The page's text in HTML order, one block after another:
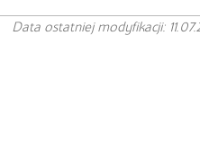
Data ostatniej modyfikacji: